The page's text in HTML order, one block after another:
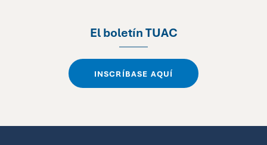
El boletín TUAC
INSCRÍBASE AQUÍ